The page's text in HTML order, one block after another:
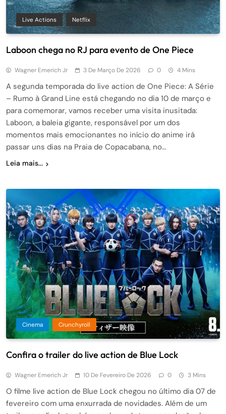
Live Actions Netflix
Laboon chega no RJ para evento de One Piece
Wagner Emerich Jr 3 De Março De 2026 0 4 Mins
A segunda temporada do live action de One Piece: A Série
– Rumo à Grand Line está chegando no dia 10 de março e
para comemorar, vamos receber uma visita inusitada:
Laboon, a baleia gigante, responsável por um dos
momentos mais emocionantes no início do anime irá
passar uns dias na Praia de Copacabana, no…
Leia mais...
Cinema Crunchyroll
Confira o trailer do live action de Blue Lock
Wagner Emerich Jr 10 De Fevereiro De 2026 0 3 Mins
O filme live action de Blue Lock chegou no último dia 07 de
fevereiro com uma enxurrada de novidades. Além de um